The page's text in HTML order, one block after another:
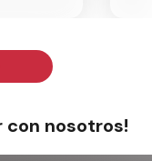
con nosotros!